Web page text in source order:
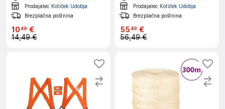
Prodajalec Kotiček Udobja
Brezplačna poštnina
1049 €
14,49 €
Prodajalec Kotiček Udobja
Brezplačna poštnina
5549 €
56,49 €